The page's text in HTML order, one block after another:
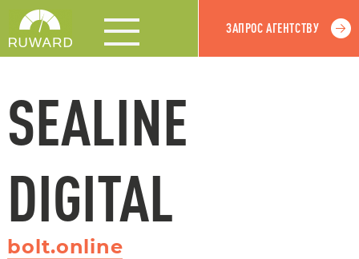
ЗАПРОС АГЕНТСТВУ
SEALINE
DIGITAL
bolt.online